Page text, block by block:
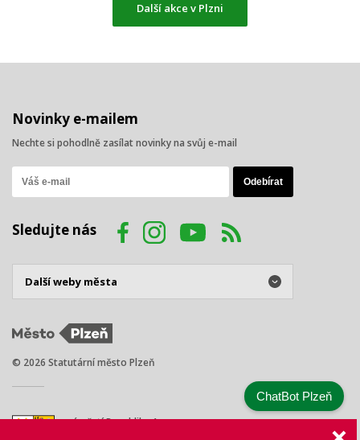
Další akce v Plzni
Novinky e-mailem
Nechte si pohodlně zasílat novinky na svůj e-mail
Sledujte nás
© 2026 Statutární město Plzeň
náměstí Republiky 1
ChatBot Plzeň